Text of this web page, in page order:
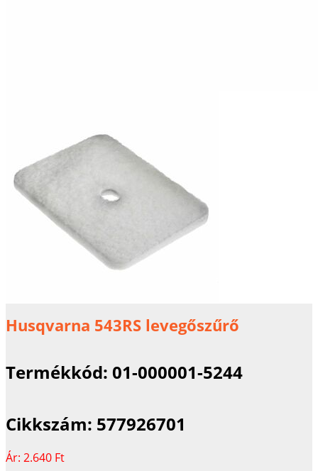
Husqvarna 543RS levegőszűrő
Termékkód: 01-000001-5244
Cikkszám: 577926701
Ár: 2.640 Ft